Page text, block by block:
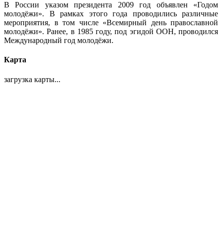
В России указом президента 2009 год объявлен «Годом
молодёжи». В рамках этого года проводились различные
мероприятия, в том числе «Всемирный день православной
молодёжи». Ранее, в 1985 году, под эгидой ООН, проводился
Международный год молодёжи.
Карта
загрузка карты...